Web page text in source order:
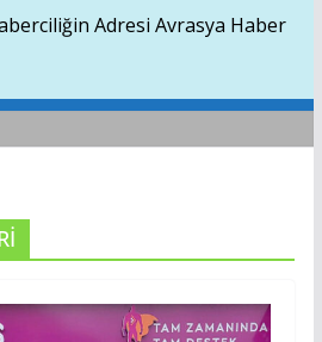
Adresi Avrasya Haber